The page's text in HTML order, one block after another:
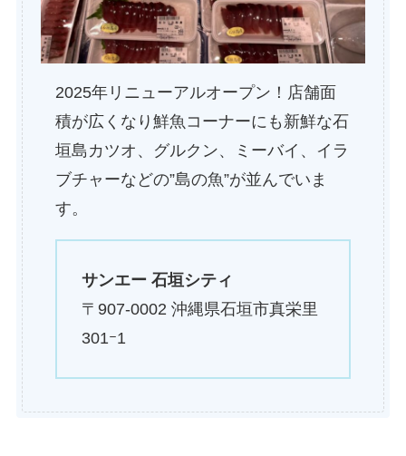
2025年リニューアルオープン！店舗面
積が広くなり鮮魚コーナーにも新鮮な石
垣島カツオ、グルクン、ミーバイ、イラ
ブチャーなどの”島の魚”が並んでいま
す。
サンエー 石垣シティ
〒907-0002 沖縄県石垣市真栄里
301ｰ1